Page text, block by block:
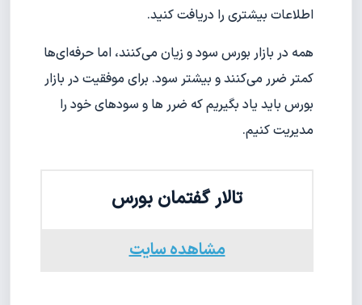
اطلاعات بیشتری را دریافت کنید.
همه در بازار بورس سود و زیان می‌کنند، اما حرفه‌ای‌ها
کمتر ضرر می‌کنند و بیشتر سود. برای موفقیت در بازار
بورس باید یاد بگیریم که ضرر ها و سودهای خود را
مدیریت کنیم.
تالار گفتمان بورس
مشاهده سایت